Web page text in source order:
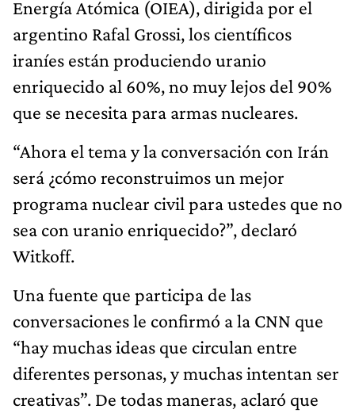
Energía Atómica (OIEA), dirigida por el
argentino Rafal Grossi, los científicos
iraníes están produciendo uranio
enriquecido al 60%, no muy lejos del 90%
que se necesita para armas nucleares.
“Ahora el tema y la conversación con Irán
será ¿cómo reconstruimos un mejor
programa nuclear civil para ustedes que no
sea con uranio enriquecido?”, declaró
Witkoff.
Una fuente que participa de las
conversaciones le confirmó a la CNN que
“hay muchas ideas que circulan entre
diferentes personas, y muchas intentan ser
creativas”. De todas maneras, aclaró que